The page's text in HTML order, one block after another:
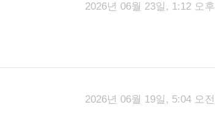
2026년 06월 23일, 1:12 오후
2026년 06월 19일, 5:04 오전